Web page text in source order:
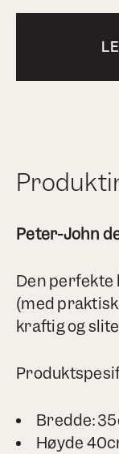
Peter-John
Den perfekte
(med
kraftig og
Bredde:
Høyde